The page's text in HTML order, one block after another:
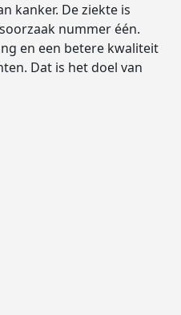
kanker. De ziekte is
nummer één.
en een betere kwaliteit
Dat is het doel van